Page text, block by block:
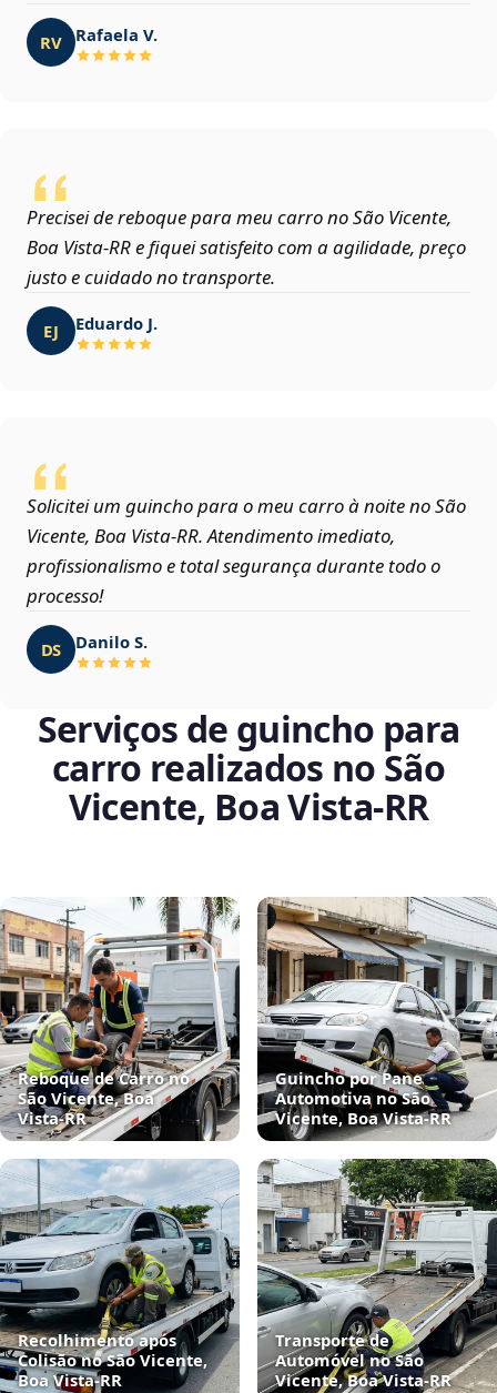
RV Rafaela V.
Precisei de reboque para meu carro no São Vicente,
Boa Vista‑RR e fiquei satisfeito com a agilidade, preço
justo e cuidado no transporte.
EJ Eduardo J.
Solicitei um guincho para o meu carro à noite no São
Vicente, Boa Vista‑RR. Atendimento imediato,
profissionalismo e total segurança durante todo o
processo!
DS Danilo S.
Serviços de guincho para
carro realizados no São
Vicente, Boa Vista‑RR
Reboque de Carro no
São Vicente, Boa
Vista‑RR
Guincho por Pane
Automotiva no São
Vicente, Boa Vista‑RR
Recolhimento após
Colisão no São Vicente,
Boa Vista‑RR
Transporte de
Automóvel no São
Vicente, Boa Vista‑RR